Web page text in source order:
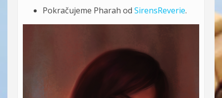
Pokračujeme Pharah od SirensReverie.